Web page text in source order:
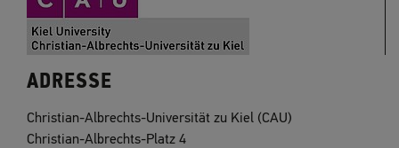
ADRESSE
Christian-Albrechts-Universität zu Kiel (CAU)
Christian-Albrechts-Platz 4